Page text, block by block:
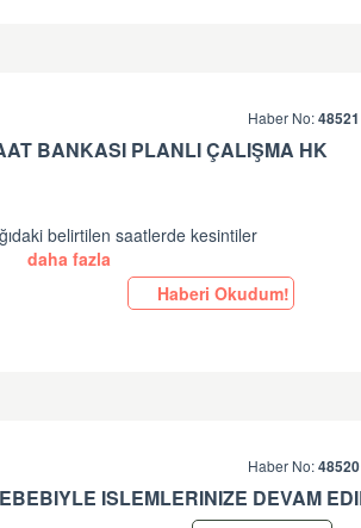
Haber No:48521
BANKASI PLANLI ÇALIŞMA HK
belirtilen saatlerde kesintiler
daha fazla
Haberi Okudum!
Haber No:48520